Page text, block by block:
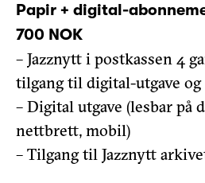
Papir + digital-
700 NOK
– Jazznytt i postkassen 4
tilgang til digital-utgave
– Digital utgave (lesbar på
nettbrett, mobil)
– Tilgang til Jazznytt